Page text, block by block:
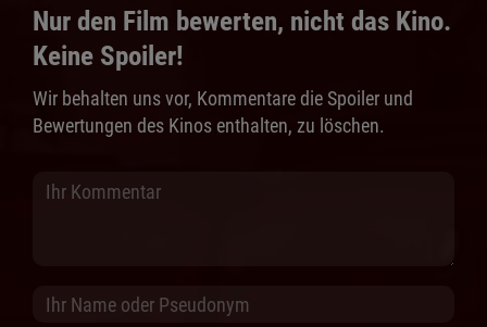
Nur den Film bewerten, nicht das Kino.
Keine Spoiler!
Wir behalten uns vor, Kommentare die Spoiler und
Bewertungen des Kinos enthalten, zu löschen.